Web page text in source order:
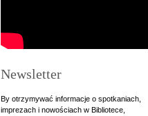
Newsletter
By otrzymywać informacje o spotkaniach,
imprezach i nowościach w Bibliotece,